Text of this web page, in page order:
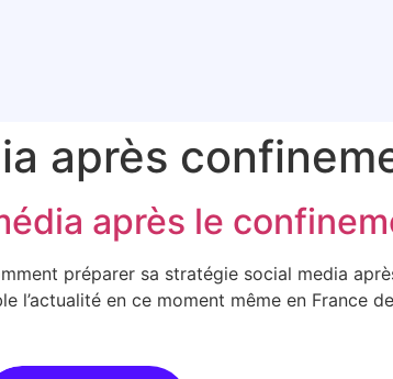
après
après le
préparer sa stratégie social media
l’actualité en ce moment même en France